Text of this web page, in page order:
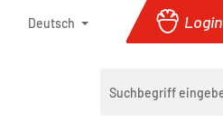
Deutsch Login